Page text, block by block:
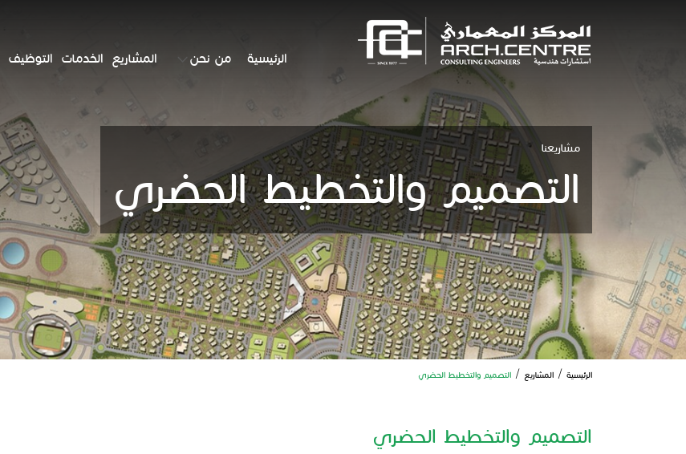
الرئيسية من نحن المشاريع الخدمات التوظيف
مشاريعنا
التصميم والتخطيط الحضري
الرئيسية / المشاريع / التصميم والتخطيط الحضري
التصميم والتخطيط الحضري